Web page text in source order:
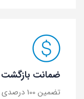
ضمانت
تضمین 100 درصدی بازگشت وجه خرید شما